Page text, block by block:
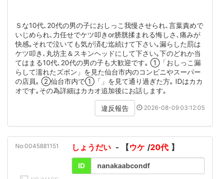
Ｓな10代､20代の男の子におしっこ我慢させられ､言葉責めで
いじめられ､力任せでケツ叩きor膀胱揉まれる悔しさ､痛みが
快感｡それで泣いても気が済む迄続けて下さい｡漏らした罰は
ケツ叩き､丸坊主＆スキンヘッドにして下さい｡下のどれか当
てはまる10代､20代の男の子も大歓迎です｡ ①「おしっこ漏
らして濡れたズボン」を見た仙台市内のコンビニやスーパー
の店員｡ ②仙台市内で①「」を見て通り過ぎた方｡ IDはカカ
オです｡その為詳細はカカオ追加後にお話します｡
違反報告 2026-08-09 03:12:05
No:0045881151 しょうだい - 【ウケ /20代 】
ID nanakaabcondf